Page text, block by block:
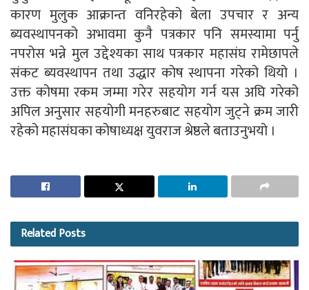
कारण मुलुक आक्रान्त वनिरहेको बेला उपचार र अन्य
ब्यवस्थापनको अभावमा कुनै पत्रकार पनि समस्यामा पर्नु
नपरोस भन्ने मुल उद्देश्यका साथ पत्रकार महासंघ रामेछापले
संकट ब्यवस्थापन तथा उद्धार कोष स्थापना गरेको थियो ।
उक्त कोषमा रकम जम्मा गरेर सहयोग गर्न यस अघि गरेको
अपिल अनुसार सहयोगी मनहरुबाट सहयोग जुट्ने क्रम जारी
रहेको महासंघका कोषाध्यक्ष युवराज श्रेष्ठले बताउनुभयो ।
RelatedPosts